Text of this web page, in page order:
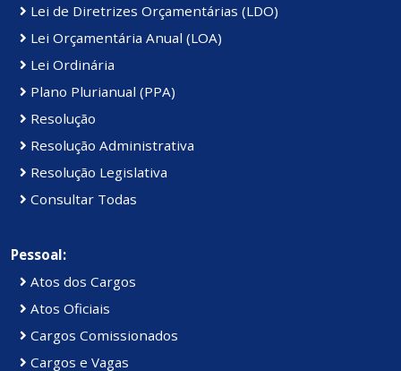
Lei de Diretrizes Orçamentárias (LDO)
Lei Orçamentária Anual (LOA)
Lei Ordinária
Plano Plurianual (PPA)
Resolução
Resolução Administrativa
Resolução Legislativa
Consultar Todas
Pessoal:
Atos dos Cargos
Atos Oficiais
Cargos Comissionados
Cargos e Vagas